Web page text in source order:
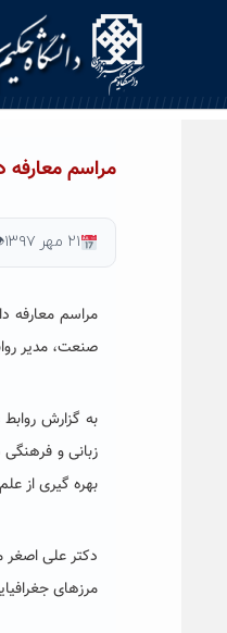
مراسم معارفه
۲۱ مهر ۱۳۹۷ 👁
مراسم معارفه
صنعت، مدیر
به گزارش
زبانی و
بهره گیری از
دکتر علی
مرزهای